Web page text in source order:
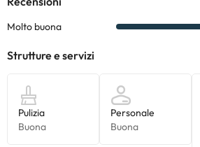
Tutte le informazioni presenti in questa
modifiche da parte della struttura. Se